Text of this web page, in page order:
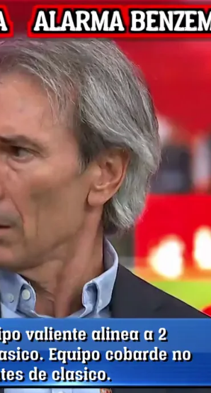
WhatsappFacebook
las últimas
el Camp Nou son
claro: si el Barça
gran paso para la